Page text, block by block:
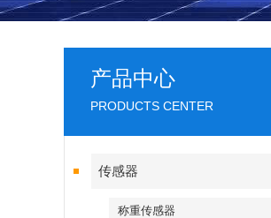
产品中心
PRODUCTS CENTER
传感器
称重传感器